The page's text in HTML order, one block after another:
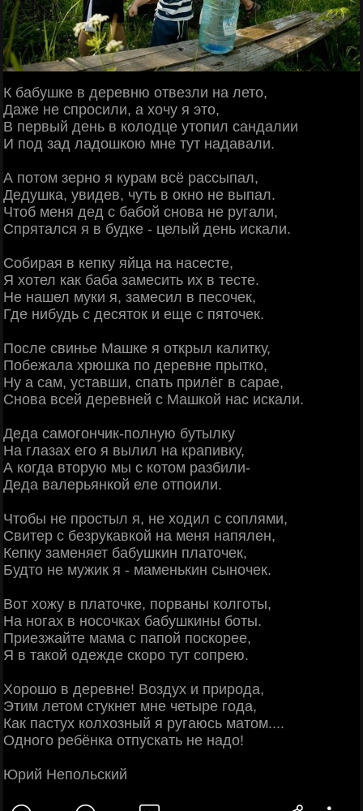
К бабушке в деревню отвезли на лето,
Даже не спросили, а хочу я это,
В первый день в колодце утопил сандалии
И под зад ладошкою мне тут надавали.
А потом зерно я курам всё рассыпал,
Дедушка, увидев, чуть в окно не выпал.
Чтоб меня дед с бабой снова не ругали,
Спрятался я в будке - целый день искали.
Собирая в кепку яйца на насесте,
Я хотел как баба замесить их в тесте.
Не нашел муки я, замесил в песочек,
Где нибудь с десяток и еще с пяточек.
После свинье Машке я открыл калитку,
Побежала хрюшка по деревне прытко,
Ну а сам, уставши, спать прилёг в сарае,
Снова всей деревней с Машкой нас искали.
Деда самогончик-полную бутылку
На глазах его я вылил на крапивку,
А когда вторую мы с котом разбили-
Деда валерьянкой еле отпоили.
Чтобы не простыл я, не ходил с соплями,
Свитер с безрукавкой на меня напялен,
Кепку заменяет бабушкин платочек,
Будто не мужик я - маменькин сыночек.
Вот хожу в платочке, порваны колготы,
На ногах в носочках бабушкины боты.
Приезжайте мама с папой поскорее,
Я в такой одежде скоро тут сопрею.
Хорошо в деревне! Воздух и природа,
Этим летом стукнет мне четыре года,
Как пастух колхозный я ругаюсь матом....
Одного ребёнка отпускать не надо!
Юрий Непольский